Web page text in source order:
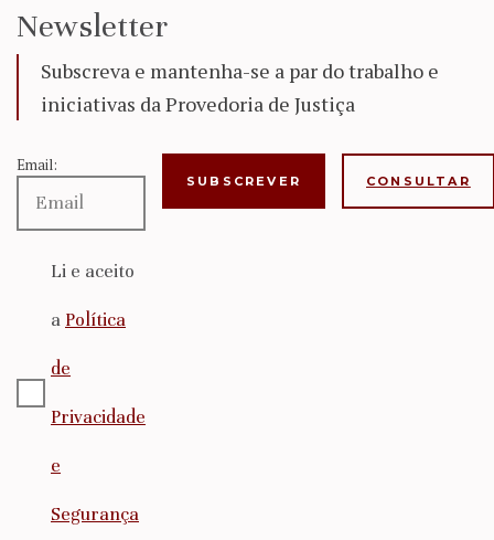
Newsletter
Subscreva e mantenha-se a par do trabalho e
iniciativas da Provedoria de Justiça
Email:
Li e aceito
a Política
de
Privacidade
e
Segurança
CONSULTAR